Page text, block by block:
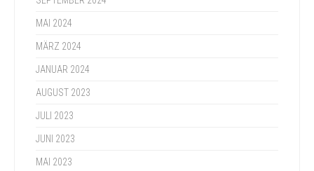
MAI 2024
MÄRZ 2024
JANUAR 2024
AUGUST 2023
JULI 2023
JUNI 2023
MAI 2023